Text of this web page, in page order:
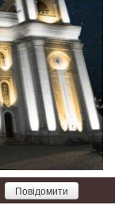
Повідомити